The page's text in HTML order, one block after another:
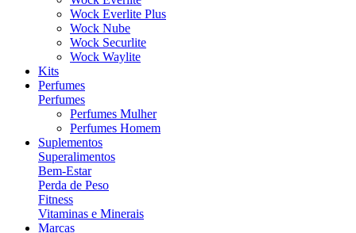
Wock Everlite Plus
Wock Nube
Wock Securlite
Wock Waylite
Kits
Perfumes
Perfumes
Perfumes Mulher
Perfumes Homem
Suplementos
Superalimentos
Bem-Estar
Perda de Peso
Fitness
Vitaminas e Minerais
Marcas